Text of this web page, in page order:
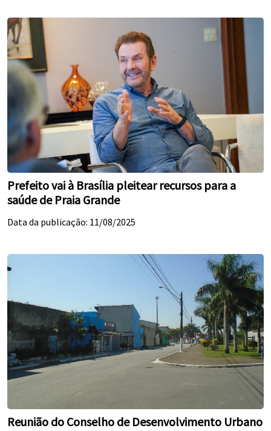
Prefeito vai à Brasília pleitear recursos para a
saúde de Praia Grande
Data da publicação: 11/08/2025
Reunião do Conselho de Desenvolvimento Urbano